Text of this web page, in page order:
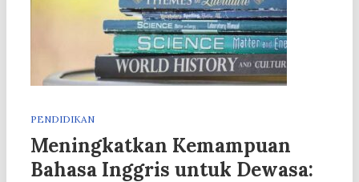
PENDIDIKAN
Meningkatkan Kemampuan
Bahasa Inggris untuk Dewasa: